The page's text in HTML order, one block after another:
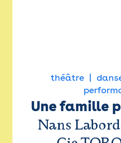
théâtre
Une famille
Nans